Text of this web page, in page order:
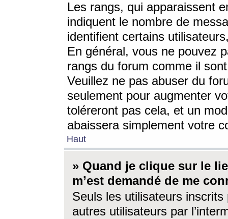
Les rangs, qui apparaissent
indiquent le nombre de
identifient certains
En général, vous ne pouvez
rangs du forum comme il
Veuillez ne pas abuser du
seulement pour augmenter
toléreront pas cela, et un
abaissera simplement votre
Haut
» Quand je clique sur le
m’est demandé de me
Seuls les utilisateurs
autres utilisateurs par